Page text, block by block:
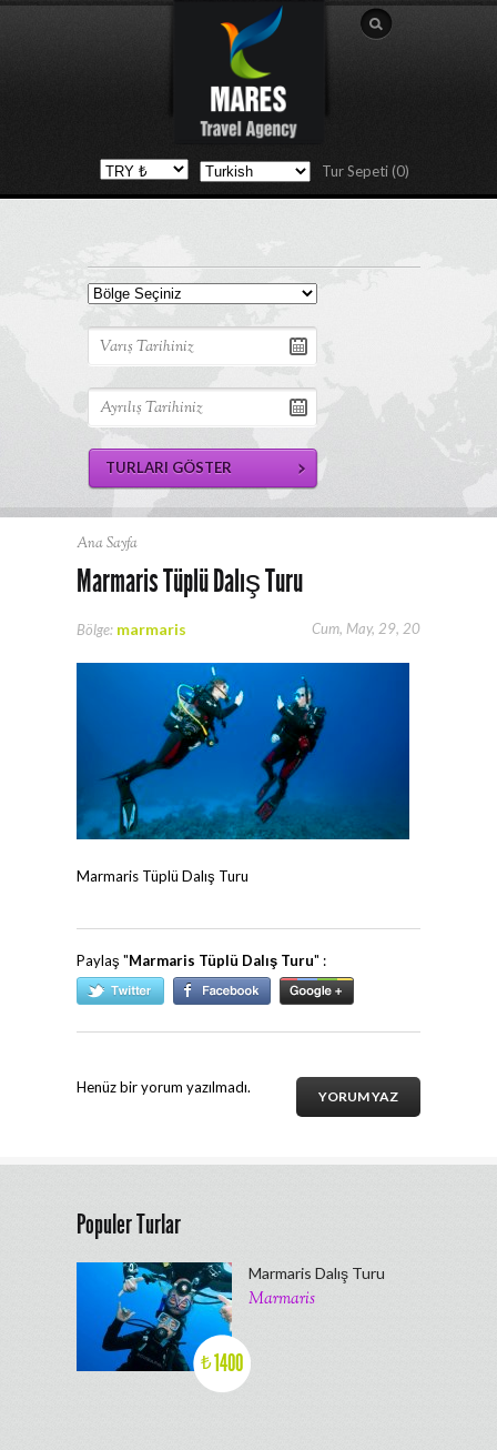
Tur Sepeti (0)
Ana Sayfa
Marmaris Tüplü Dalış Turu
Cum, May, 29, 20
Bölge: marmaris
Marmaris Tüplü Dalış Turu
Paylaş "Marmaris Tüplü Dalış Turu" :
YORUM YAZ
Henüz bir yorum yazılmadı.
Populer Turlar
₺1400
Marmaris Dalış Turu
Marmaris